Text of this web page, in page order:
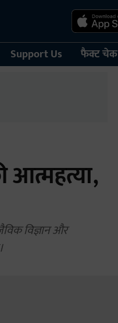
Support Us फैक्ट चेक
आत्महत्या,
विज्ञान और